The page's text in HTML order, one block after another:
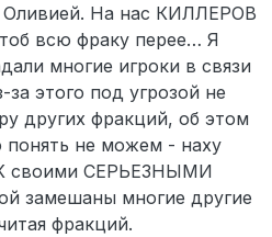
На нас КИЛЛЕРОВ
всю фраку перее… Я
многие игроки в связи
этого под угрозой не
других фракций, об этом
не можем - наху
своими СЕРЬЕЗНЫМИ
замешаны многие другие
фракций.